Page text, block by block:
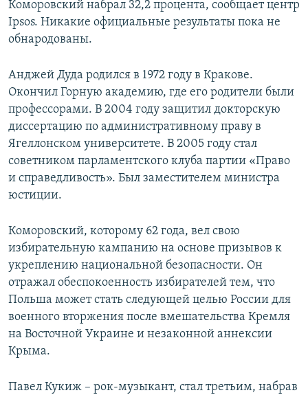
Коморовский набрал 32,2 процента, сообщает центр
Ipsos. Никакие официальные результаты пока не
обнародованы.
Анджей Дуда родился в 1972 году в Кракове.
Окончил Горную академию, где его родители были
профессорами. В 2004 году защитил докторскую
диссертацию по административному праву в
Ягеллонском университете. В 2005 году стал
советником парламентского клуба партии «Право
и справедливость». Был заместителем министра
юстиции.
Коморовский, которому 62 года, вел свою
избирательную кампанию на основе призывов к
укреплению национальной безопасности. Он
отражал обеспокоенность избирателей тем, что
Польша может стать следующей целью России для
военного вторжения после вмешательства Кремля
на Восточной Украине и незаконной аннексии
Крыма.
Павел Кукиж – рок-музыкант, стал третьим, набрав